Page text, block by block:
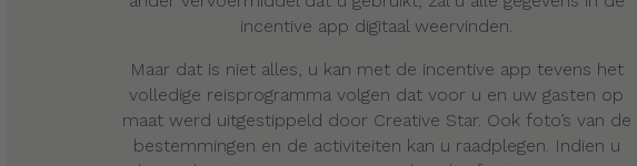
incentive app digitaal weervinden.
Maar dat is niet alles, u kan met de incentive app tevens het
volledige reisprogramma volgen dat voor u en uw gasten op
maat werd uitgestippeld door Creative Star. Ook foto’s van de
bestemmingen en de activiteiten kan u raadplegen. Indien u